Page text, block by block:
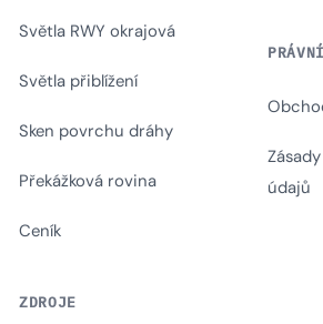
Světla RWY okrajová
Světla přiblížení
Sken povrchu dráhy
Překážková rovina
Ceník
ZDROJE
údajů